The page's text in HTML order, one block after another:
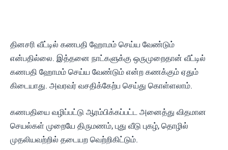
தினசரி வீட்டில் கணபதி ஹோமம் செய்ய வேண்டும்
என்பதில்லை. இத்தனை நாட்களுக்கு ஒருமுறைதான் வீட்டில்
கணபதி ஹோமம் செய்ய வேண்டும் என்ற கணக்கும் ஏதும்
கிடையாது. அவரவர் வசதிக்கேற்ப செய்து கொள்ளலாம்.
கணபதியை வழிப்பட்டு ஆரம்பிக்கப்பட்ட அனைத்து விதமான
செயல்கள் முறையே திருமணம், புது வீடு புகழ், தொழில்
முதலியவற்றில் தடையற வெற்றிகிட்டும்.